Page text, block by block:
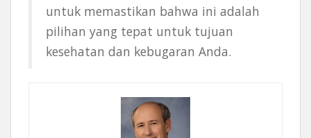
untuk memastikan bahwa ini adalah
pilihan yang tepat untuk tujuan
kesehatan dan kebugaran Anda.